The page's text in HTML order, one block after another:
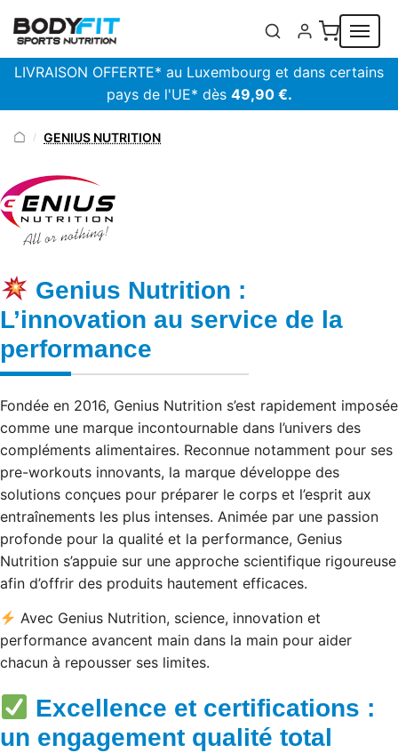
LIVRAISON OFFERTE* au Luxembourg et dans certains
pays de l'UE* dès 49,90 €.
/ GENIUS NUTRITION
Genius Nutrition :
L’innovation au service de la
performance
Fondée en 2016, Genius Nutrition s’est rapidement imposée
comme une marque incontournable dans l’univers des
compléments alimentaires. Reconnue notamment pour ses
pre-workouts innovants, la marque développe des
solutions conçues pour préparer le corps et l’esprit aux
entraînements les plus intenses. Animée par une passion
profonde pour la qualité et la performance, Genius
Nutrition s’appuie sur une approche scientifique rigoureuse
afin d’offrir des produits hautement efficaces.
Avec Genius Nutrition, science, innovation et
performance avancent main dans la main pour aider
chacun à repousser ses limites.
Excellence et certifications :
un engagement qualité total